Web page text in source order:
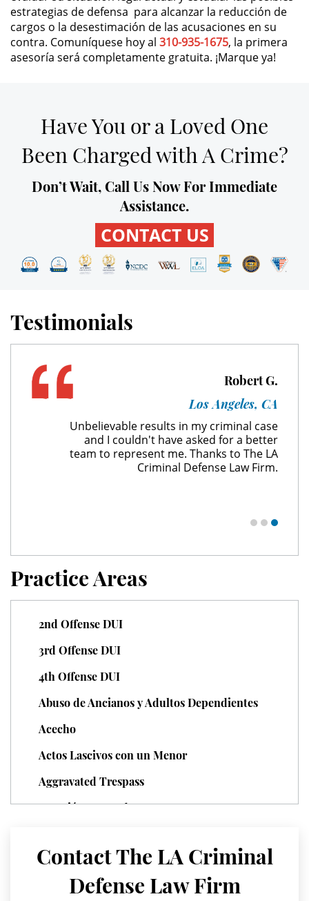
DUI Causing Injury
DUI Laws In The State Of California
Underage DUI
Wet Reckless
3rd Offense DUI
Expungement
Fraud Crimes
Credit Card Fraud
Gambling Fraud
Real Estate Fraud
Unemployment Insurance Fraud
Welfare Fraud
Workers' Compensation Fraud
Gun Offenses
Carrying A Loaded Firearm
estrategias de defensa para alcanzar la reducción de
cargos o la desestimación de las acusaciones en su
contra. Comuníquese hoy al 310-935-1675, la primera
asesoría será completamente gratuita. ¡Marque ya!
Have You or a Loved One
Been Charged with A Crime?
Don’t Wait, Call Us Now For Immediate
Assistance.
CONTACT US
Testimonials
Robert G.
Los Angeles, CA
Unbelievable results in my criminal case
and I couldn't have asked for a better
team to represent me. Thanks to The LA
Criminal Defense Law Firm.
Practice Areas
2nd Offense DUI
3rd Offense DUI
4th Offense DUI
Abuso de Ancianos y Adultos Dependientes
Acecho
Actos Lascivos con un Menor
Aggravated Trespass
Agresión Agravada
Agresión Doméstica
Agresión Sexual
Contact The LA Criminal
Defense Law Firm